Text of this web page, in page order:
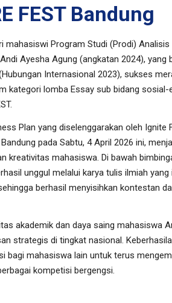
FEST Bandung
mahasiswi Program Studi (Prodi) Analisis
Ayesha Agung (angkatan 2024), yang
Internasional 2023), sukses
kategori lomba Essay sub bidang sosial-
Plan yang diselenggarakan oleh Ignite
pada Sabtu, 4 April 2026 ini,
kreativitas mahasiswa. Di bawah
unggul melalui karya tulis ilmiah
berhasil menyisihkan kontestan
akademik dan daya saing mahasiswa
strategis di tingkat nasional.
bagi mahasiswa lain untuk terus
kompetisi bergengsi.